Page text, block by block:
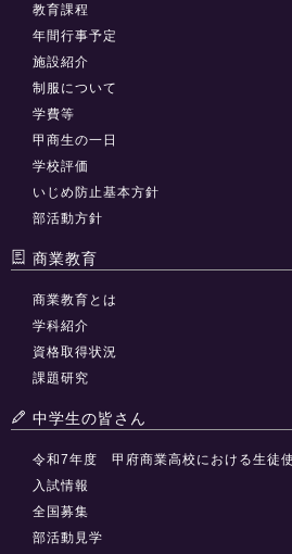
教育課程
年間行事予定
施設紹介
制服について
学費等
甲商生の一日
学校評価
いじめ防止基本方針
部活動方針
商業教育
商業教育とは
学科紹介
資格取得状況
課題研究
中学生の皆さん
令和7年度 甲府商業高校における生徒
入試情報
全国募集
部活動見学